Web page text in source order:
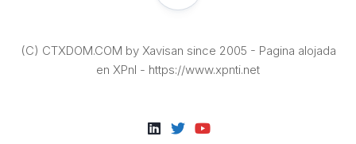
(C) CTXDOM.COM by Xavisan since 2005 - Pagina alojada
en XPnI - https://www.xpnti.net